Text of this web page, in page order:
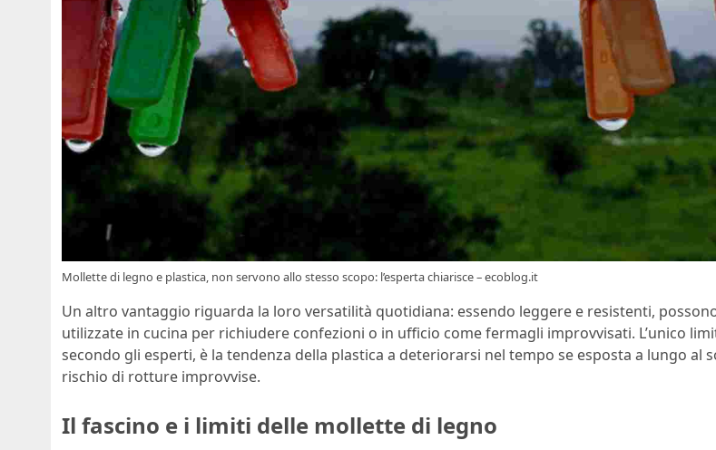
Mollette di legno e plastica, non servono allo stesso scopo: l’esperta chiarisce – ecoblog.it
Un altro vantaggio riguarda la loro versatilità quotidiana: essendo leggere e resistenti,
utilizzate in cucina per richiudere confezioni o in ufficio come fermagli improvvisati. L’unico
secondo gli esperti, è la tendenza della plastica a deteriorarsi nel tempo se esposta a lungo al
rischio di rotture improvvise.
Il fascino e i limiti delle mollette di legno